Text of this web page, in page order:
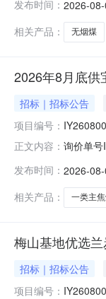
江原料
发布时间： 2026-
相关产品：
无烟煤
2026年8月底供
招标｜招标公告
项目编号：
正文内容： 询价单
二、保
发布时间： 2026-
相关产品：
一类主
梅山基地优选
招标｜招标公告
项目编号：